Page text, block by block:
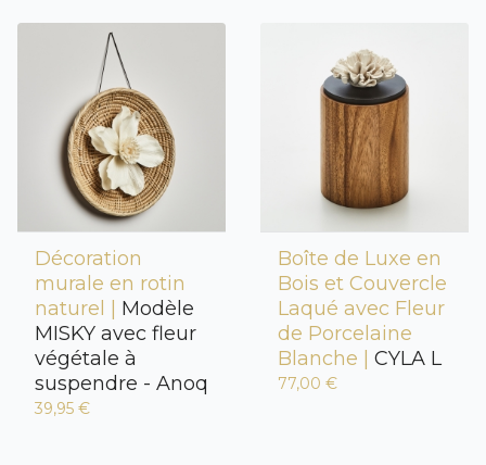
Décoration
murale en rotin
naturel | Modèle
MISKY avec fleur
végétale à
suspendre - Anoq
39,95 €
Boîte de Luxe en
Bois et Couvercle
Laqué avec Fleur
de Porcelaine
Blanche | CYLA L
77,00 €